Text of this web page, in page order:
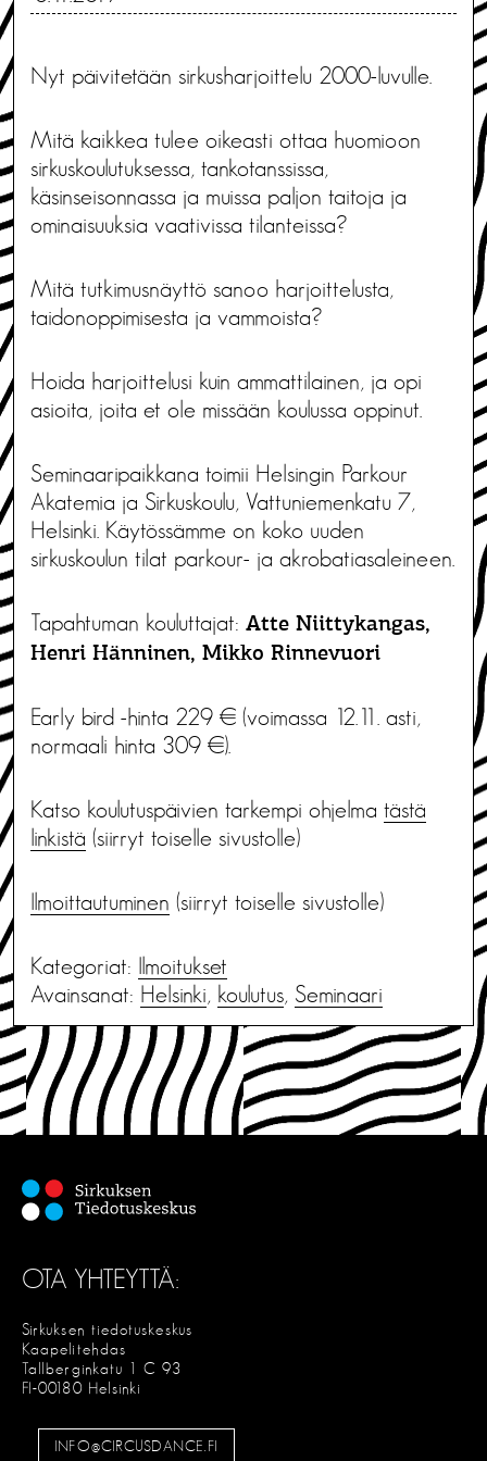
Nyt päivitetään sirkusharjoittelu 2000-luvulle.
Mitä kaikkea tulee oikeasti ottaa huomioon
sirkuskoulutuksessa, tankotanssissa,
käsinseisonnassa ja muissa paljon taitoja ja
ominaisuuksia vaativissa tilanteissa?
Mitä tutkimusnäyttö sanoo harjoittelusta,
taidonoppimisesta ja vammoista?
Hoida harjoittelusi kuin ammattilainen, ja opi
asioita, joita et ole missään koulussa oppinut.
Seminaaripaikkana toimii Helsingin Parkour
Akatemia ja Sirkuskoulu, Vattuniemenkatu 7,
Helsinki. Käytössämme on koko uuden
sirkuskoulun tilat parkour- ja akrobatiasaleineen.
Tapahtuman kouluttajat: Atte Niittykangas,
Henri Hänninen, Mikko Rinnevuori
Early bird -hinta 229 € (voimassa 12.11. asti,
normaali hinta 309 €).
Katso koulutuspäivien tarkempi ohjelma tästä
linkistä (siirryt toiselle sivustolle)
Ilmoittautuminen (siirryt toiselle sivustolle)
Kategoriat: Ilmoitukset
Avainsanat: Helsinki, koulutus, Seminaari
OTA YHTEYTTÄ:
Sirkuksen tiedotuskeskus
Kaapelitehdas
Tallberginkatu 1 C 93
FI-00180 Helsinki
INFO@CIRCUSDANCE.FI